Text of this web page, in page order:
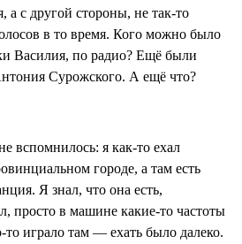
с другой стороны, не так-то
в то время. Кого можно было
Василия, по радио? Ещё были
Сурожского. А ещё что?
вспомнилось: я как-то ехал
городе, а там есть
Я знал, что она есть,
просто в машине какие-то частоты
играло там — ехать было далеко.